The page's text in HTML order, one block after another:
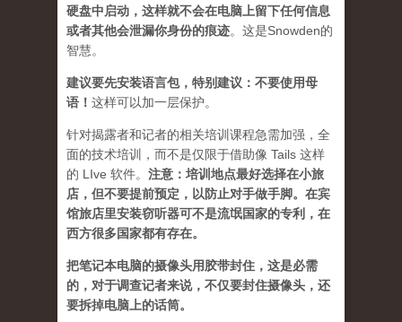
硬盘中启动，这样就不会在电脑上留下任何信息
或者其他会泄漏你身份的痕迹。这是Snowden的
智慧。
建议要先安装语言包，特别建议：不要使用母
语！ 这样可以加一层保护。
针对揭露者和记者的相关培训课程急需加强，全
面的技术培训，而不是仅限于借助像 Tails 这样
的 LIve 软件。 注意：培训地点最好选择在小旅
店，但不要提前预定，以防止对手做手脚。在宾
馆旅店里安装窃听器可不是流氓国家的专利，在
西方很多国家都有存在。
把笔记本电脑的摄像头用胶带封住，这是必需
的，对于调查记者来说，不仅要封住摄像头，还
要拆掉电脑上的话筒。